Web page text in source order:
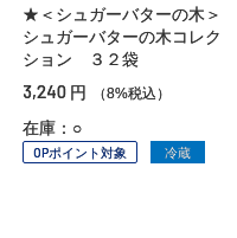
★＜シュガーバターの木＞
シュガーバターの木コレク
ション ３２袋
3,240 円 （8%税込）
在庫：○
OPポイント対象 冷蔵